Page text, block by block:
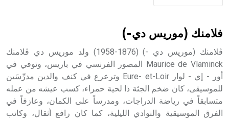
فلامنك (موريس دي-)
ڤلامنك (موريس دي -) (1876-1958) ولد موريس دي ڤلامنك
Maurice de Vlaminck المصور الفرنسي في باريس، وتوفي في
أور - إي - لوار Eure- et-Loir وترعرع في كنف والدين مدرِّسَين
للموسيقى، كان ضخم الجثة ذا لحية حمراء، كسب عيشه من عمله
متسابقاً في رياضة الدراجات، ومدرساً على الكمان، وعازفاً في
الفرق الموسيقية والنوادي الليلية، كما كان رافع أثقال، وكاتب